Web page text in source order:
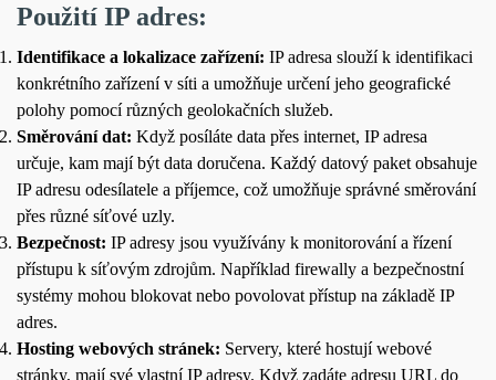
Použití IP adres:
Identifikace a lokalizace zařízení: IP adresa slouží k identifikaci
konkrétního zařízení v síti a umožňuje určení jeho geografické
polohy pomocí různých geolokačních služeb.
Směrování dat: Když posíláte data přes internet, IP adresa
určuje, kam mají být data doručena. Každý datový paket obsahuje
IP adresu odesílatele a příjemce, což umožňuje správné směrování
přes různé síťové uzly.
Bezpečnost: IP adresy jsou využívány k monitorování a řízení
přístupu k síťovým zdrojům. Například firewally a bezpečnostní
systémy mohou blokovat nebo povolovat přístup na základě IP
adres.
Hosting webových stránek: Servery, které hostují webové
stránky, mají své vlastní IP adresy. Když zadáte adresu URL do